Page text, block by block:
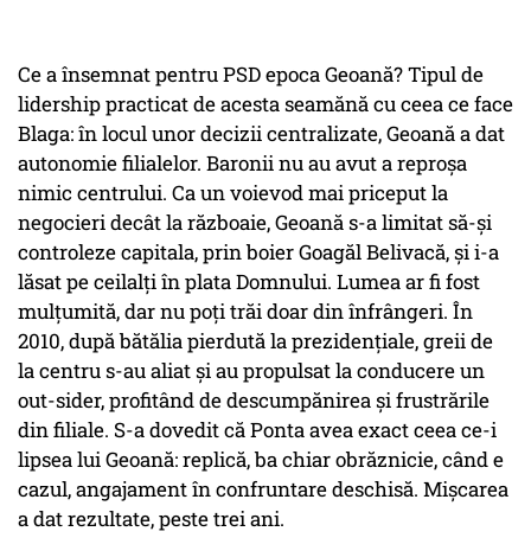
Ce a însemnat pentru PSD epoca Geoană? Tipul de
lidership practicat de acesta seamănă cu ceea ce face
Blaga: în locul unor decizii centralizate, Geoană a dat
autonomie filialelor. Baronii nu au avut a reproșa
nimic centrului. Ca un voievod mai priceput la
negocieri decât la războaie, Geoană s-a limitat să-și
controleze capitala, prin boier Goagăl Belivacă, și i-a
lăsat pe ceilalți în plata Domnului. Lumea ar fi fost
mulțumită, dar nu poți trăi doar din înfrângeri. În
2010, după bătălia pierdută la prezidențiale, greii de
la centru s-au aliat și au propulsat la conducere un
out-sider, profitând de descumpănirea și frustrările
din filiale. S-a dovedit că Ponta avea exact ceea ce-i
lipsea lui Geoană: replică, ba chiar obrăznicie, când e
cazul, angajament în confruntare deschisă. Mișcarea
a dat rezultate, peste trei ani.